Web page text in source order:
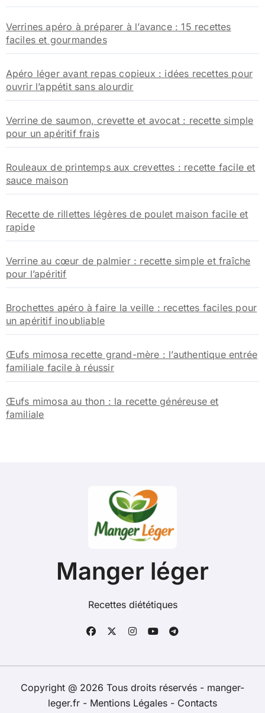
Verrines apéro à préparer à l’avance : 15 recettes
faciles et gourmandes
Apéro léger avant repas copieux : idées recettes pour
ouvrir l’appétit sans alourdir
Verrine de saumon, crevette et avocat : recette simple
pour un apéritif frais
Rouleaux de printemps aux crevettes : recette facile et
sauce maison
Recette de rillettes légères de poulet maison facile et
rapide
Verrine au cœur de palmier : recette simple et fraîche
pour l’apéritif
Brochettes apéro à faire la veille : recettes faciles pour
un apéritif inoubliable
Œufs mimosa recette grand-mère : l’authentique entrée
familiale facile à réussir
Œufs mimosa au thon : la recette généreuse et
familiale
Manger léger
Recettes diététiques
Copyright @ 2026 Tous droits réservés - manger-
leger.fr - Mentions Légales - Contacts